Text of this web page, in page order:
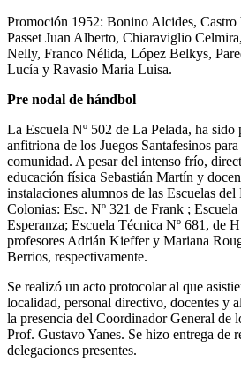
Promoción 1952: Bonino Alcides,
Passet Juan Alberto, Chiaraviglio
Nelly, Franco Nélida, López Belkys,
Lucía y Ravasio Maria Luisa.
Pre nodal de hándbol
La Escuela Nº 502 de La Pelada, ha
anfitriona de los Juegos Santafesinos
comunidad. A pesar del intenso frío,
educación física Sebastián Martín y
instalaciones alumnos de las Escuelas
Colonias: Esc. Nº 321 de Frank ;
Esperanza; Escuela Técnica Nº 681, de
profesores Adrián Kieffer y Mariana
Berrios, respectivamente.
Se realizó un acto protocolar al que
localidad, personal directivo, docentes y
la presencia del Coordinador General de
Prof. Gustavo Yanes. Se hizo entrega de
delegaciones presentes.